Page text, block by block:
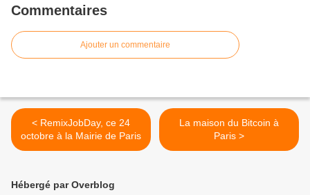
Commentaires
Ajouter un commentaire
< RemixJobDay, ce 24
octobre à la Mairie de Paris
La maison du Bitcoin à
Paris >
Hébergé par Overblog